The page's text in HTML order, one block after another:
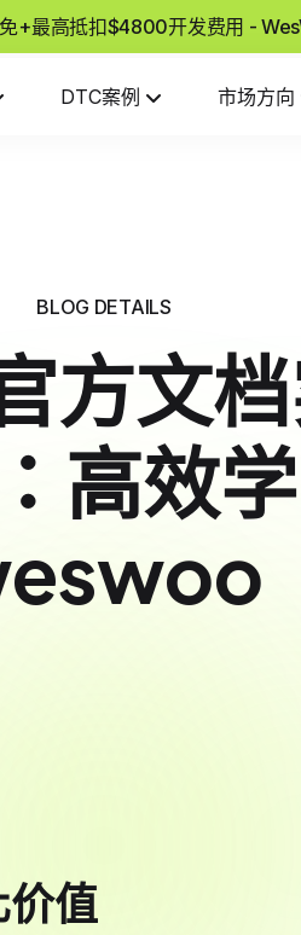
+最高抵扣$4800开发费用 -
DTC案例 市场方向
BLOG DETAILS
方文
高效
值